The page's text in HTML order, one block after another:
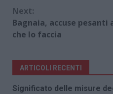
Next:
Bagnaia, accuse pesanti
che lo faccia
ARTICOLI RECENTI
Significato delle misure